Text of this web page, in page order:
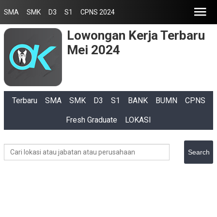
SMA SMK D3 S1 CPNS 2024
Lowongan Kerja Terbaru
Mei 2024
Terbaru SMA SMK D3 S1 BANK BUMN CPNS
Fresh Graduate LOKASI